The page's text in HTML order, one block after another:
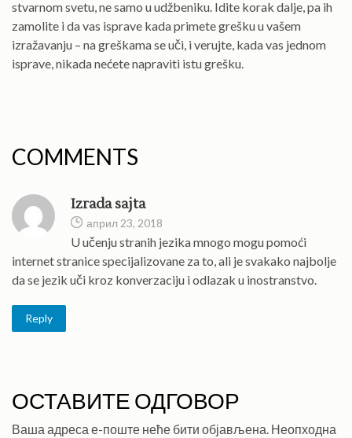
stvarnom svetu, ne samo u udžbeniku. Idite korak dalje, pa ih
zamolite i da vas isprave kada primete grešku u vašem
izražavanju – na greškama se uči, i verujte, kada vas jednom
isprave, nikada nećete napraviti istu grešku.
COMMENTS
Izrada sajta
април 23, 2018
U učenju stranih jezika mnogo mogu pomoći
internet stranice specijalizovane za to, ali je svakako najbolje
da se jezik uči kroz konverzaciju i odlazak u inostranstvo.
Reply
ОСТАВИТЕ ОДГОВОР
Ваша адреса е-поште неће бити објављена. Неопходна